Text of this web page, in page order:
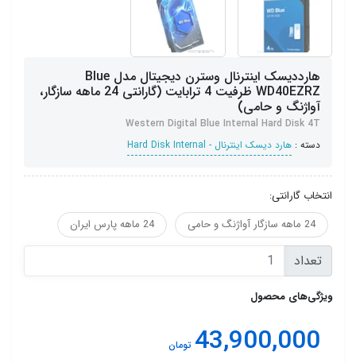
هارددیسک اینترنال وسترن دیجیتال مدل Blue
WD40EZRZ ظرفیت 4 ترابایت (گارانتی 24 ماهه سازگار،
آواژنگ و حامی)
Western Digital Blue Internal Hard Disk 4T
دسته : هارد دیسک اینترنال - Hard Disk Internal
انتخاب گارانتی:
24 ماهه سازگار آواژنگ و حامی
24 ماهه پارس ایران
تعداد
ویژگی‌های محصول
43,900,000 تومان